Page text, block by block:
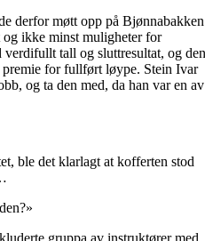
derfor møtt opp på Bjønnabakken
ikke minst muligheter for
tall og sluttresultat, og den
for fullført løype. Stein Ivar
og ta den med, da han var en av
ble det klarlagt at kofferten stod